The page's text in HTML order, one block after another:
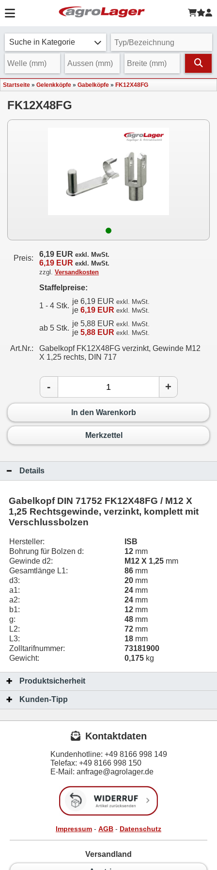
Suche in Kategorie
Startseite » Gelenkköpfe » Gabelköpfe » FK12X48FG
FK12X48FG
Preis: 6,19 EUR exkl. MwSt.
6,19 EUR exkl. MwSt.
zzgl. Versandkosten
Staffelpreise:
1 - 4 Stk.
je 6,19 EUR exkl. MwSt.
je 6,19 EUR exkl. MwSt.
ab 5 Stk.
je 5,88 EUR exkl. MwSt.
je 5,88 EUR exkl. MwSt.
Art.Nr.:
Gabelkopf FK12X48FG verzinkt, Gewinde M12
X 1,25 rechts, DIN 717
- +
In den Warenkorb
Merkzettel
Details
Gabelkopf DIN 71752 FK12X48FG / M12 X
1,25 Rechtsgewinde, verzinkt, komplett mit
Verschlussbolzen
Hersteller:
ISB
Bohrung für Bolzen d:
12 mm
Gewinde d2:
M12 X 1,25 mm
Gesamtlänge L1:
86 mm
d3:
20 mm
a1:
24 mm
a2:
24 mm
b1:
12 mm
g:
48 mm
L2:
72 mm
L3:
18 mm
Zolltarifnummer:
73181900
Gewicht:
0,175 kg
Produktsicherheit
Kunden-Tipp
Kontaktdaten
Kundenhotline: +49 8166 998 149
Telefax: +49 8166 998 150
E-Mail: anfrage@agrolager.de
Impressum - AGB - Datenschutz
Versandland